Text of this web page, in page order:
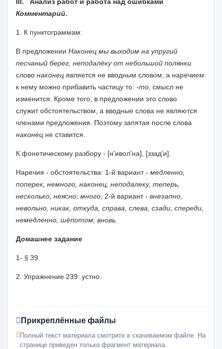
Комментарий.
1. К пунктограммам:
В предложении Наконец мы выходим на упругий
песчаный берег, неподалёку от небольшой полянки
слово наконец является не ввод­ным словом, а наречием:
к нему можно прибавить частицу то: -то, смысл не
изменится. Кроме того, в предложении это слово
служит обстоятельством, а вводные слова не являются
членами предложе­ния. Поэтому запятая после слова
наконец не ставится.
К фонетическому разбору - [н'ивол'на], [ззад'и].
Наречия - обстоятельства: 1-й вариант - медленно,
поперек, немного, наконец, неподалеку, теперь,
несколько, неясно; много; 2-й вариант - внезапно,
невольно, никак, откуда, справа, слева, сза­ди, спереди,
немедленно, шёпотом, вновь.
Домашнее задание
1- § 39.
2. Упражнение 239: устно.
Прикреплённые файлы
Полный текст материала смотрите в скачиваемом файле. На
странице приведен только фрагмент материала.